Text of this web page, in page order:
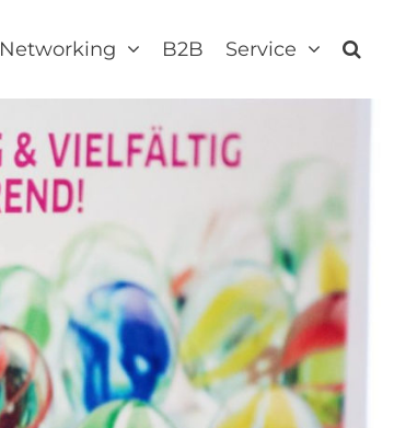
Networking B2B Service